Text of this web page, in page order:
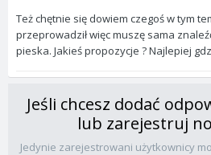
Też chętnie się dowiem czegoś w tym
przeprowadził więc muszę sama
pieska. Jakieś propozycje ? Najlepiej
Jeśli chcesz dodać
lub zarejestruj
Jedynie zarejestrowani użytkownicy